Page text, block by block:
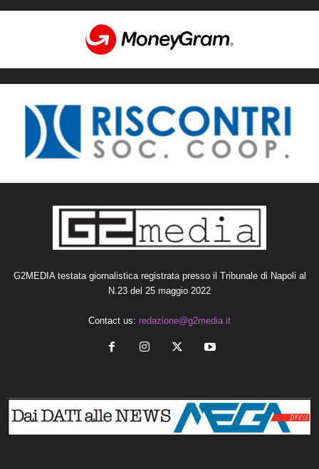
G2MEDIA testata giornalistica registrata presso il Tribunale di Napoli al
N.23 del 25 maggio 2022
Contact us: redazione@g2media.it